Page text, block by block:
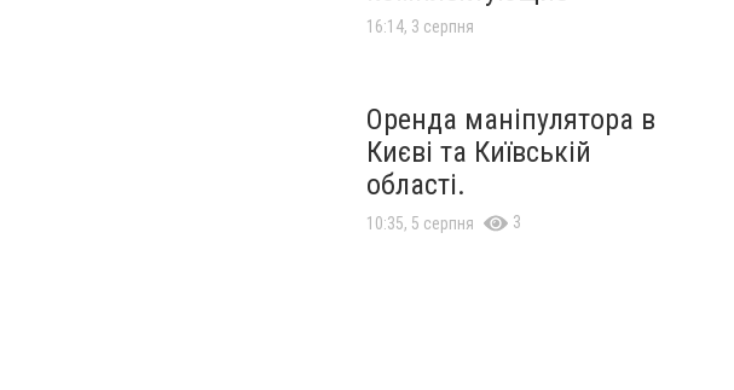
16:14, 3 серпня
Оренда маніпулятора в
Києві та Київській
області.
10:35, 5 серпня 3